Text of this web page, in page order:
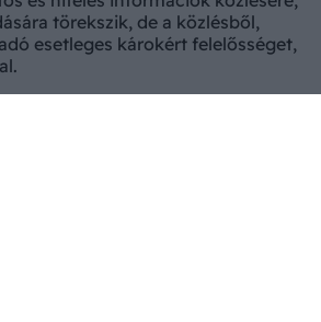
törekszik, de a közlésből,
esetleges károkért felelősséget,